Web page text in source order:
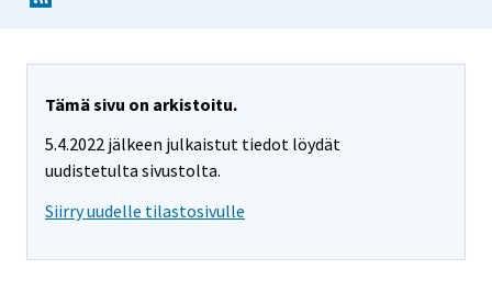
Tämä sivu on arkistoitu.
5.4.2022 jälkeen julkaistut tiedot löydät
uudistetulta sivustolta.
Siirry uudelle tilastosivulle